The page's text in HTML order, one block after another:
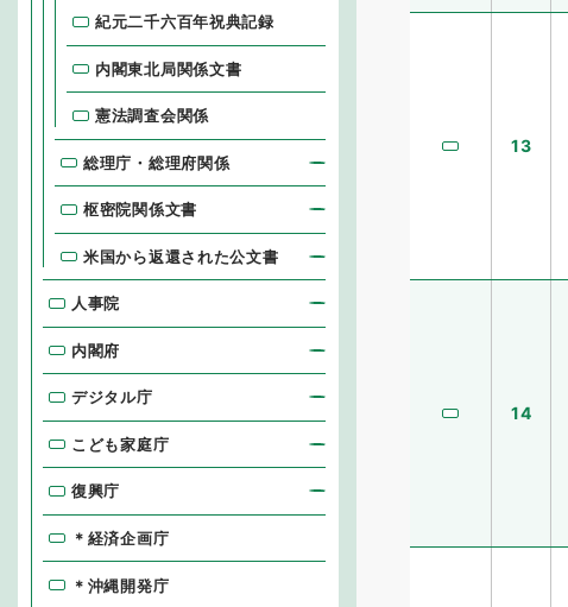
13
14
紀元二千六百年祝典記録
内閣東北局関係文書
憲法調査会関係
総理庁・総理府関係
枢密院関係文書
米国から返還された公文書
人事院
内閣府
デジタル庁
こども家庭庁
復興庁
＊経済企画庁
＊沖縄開発庁